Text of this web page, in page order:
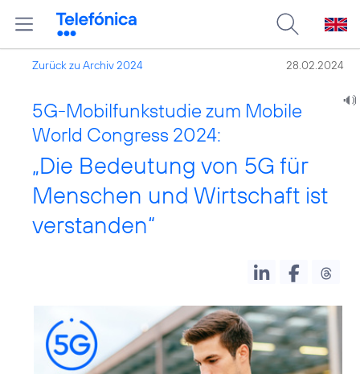
Zurück zu Archiv 2024 28.02.2024
5G-Mobilfunkstudie zum Mobile
World Congress 2024:
„Die Bedeutung von 5G für
Menschen und Wirtschaft ist
verstanden“